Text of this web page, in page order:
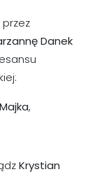
Danek
,
Krystian